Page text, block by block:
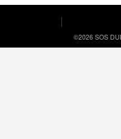
©2026 SOS